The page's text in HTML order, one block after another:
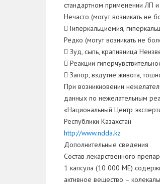
стандартном применении ЛП
Нечасто (могут возникать не
 Гиперкальциемия,
Редко (могут возникать не
 Зуд, сыпь, крапивница
 Реакции
 Запор, вздутие живота,
При возникновении
данных по нежелательным
«Национальный Центр
Республики Казахстан
http://www.ndda.kz
Дополнительные сведения
Состав лекарственного
1 капсула (10 000 МЕ)
активное вещество –